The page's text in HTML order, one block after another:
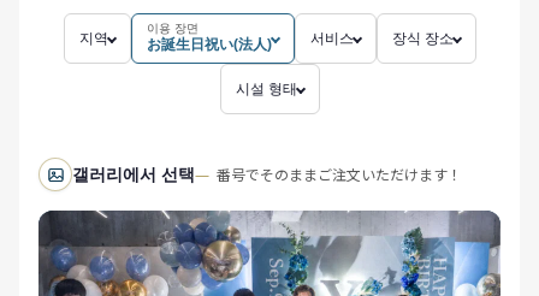
지역
이용 장면
お誕生日祝い(法人) 서비스 장식 장소
시설 형태
갤러리에서 선택 番号でそのままご注文いただけます！